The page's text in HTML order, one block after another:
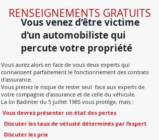
RENSEIGNEMENTS GRATUITS
Vous venez d’être victime
d’un automobiliste qui
percute votre propriété
Vous aurez alors en face de vous deux experts qui
connaissent parfaitement le fonctionnement des contrats
d'assurance.
Vous prenez le risque de rester seul face aux experts de
votre compagnie d’assurance et de celle du véhicule.
La loi Badinter du 5 juillet 1985 vous protège, mais :
Vous devrez présenter un état des pertes
Discuter les taux de vétusté déterminés par l’expert
Discuter les prix